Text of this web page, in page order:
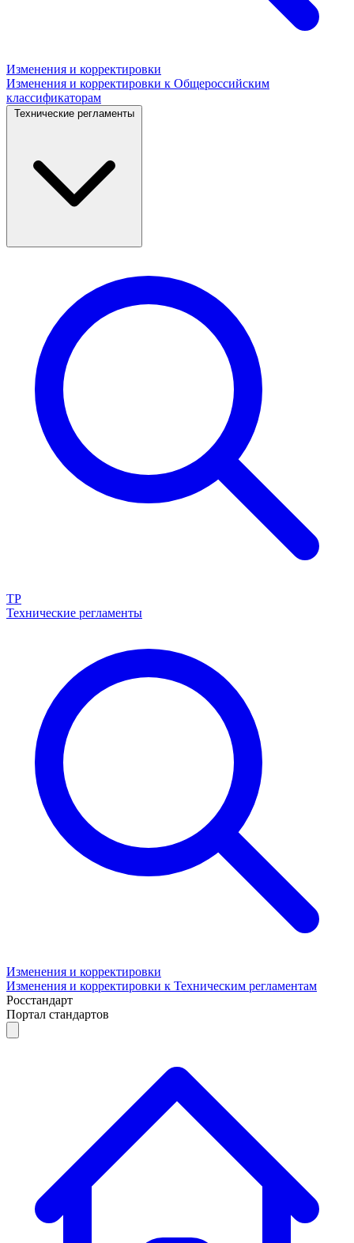
Изменения и корректировки
Изменения и корректировки к Общероссийским
классификаторам
Технические регламенты
ТР
Технические регламенты
Изменения и корректировки
Изменения и корректировки к Техническим регламентам
Росстандарт
Портал стандартов